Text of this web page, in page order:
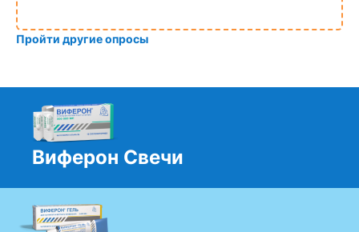
Виферон Свечи
Пройти другие опросы